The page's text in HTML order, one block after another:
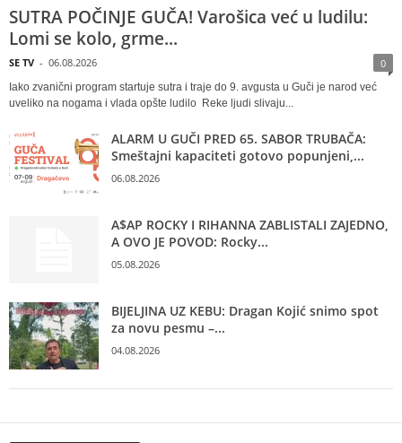
SUTRA POČINJE GUČA! Varošica već u ludilu:
Lomi se kolo, grme...
SE TV - 06.08.2026 0
Iako zvanični program startuje sutra i traje do 9. avgusta u Guči je narod već
uveliko na nogama i vlada opšte ludilo Reke ljudi slivaju...
ALARM U GUČI PRED 65. SABOR TRUBAČA:
Smeštajni kapaciteti gotovo popunjeni,...
06.08.2026
A$AP ROCKY I RIHANNA ZABLISTALI ZAJEDNO,
A OVO JE POVOD: Rocky...
05.08.2026
BIJELJINA UZ KEBU: Dragan Kojić snimo spot
za novu pesmu –...
04.08.2026